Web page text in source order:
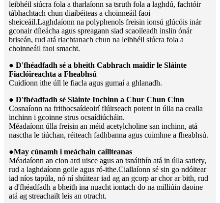
leibhéil siúcra fola a tharlaíonn sa tsruth fola a laghdú, fachtóir
tábhachtach chun diaibéiteas a choinneáil faoi
sheiceáil.Laghdaíonn na polyphenols freisin ionsú glúcóis inár
gconair díleácha agus spreagann siad scaoileadh inslin ónár
briseán, rud atá riachtanach chun na leibhéil siúcra fola a
choinneáil faoi smacht.
● D'fhéadfadh sé a bheith Cabhrach maidir le Sláinte
Fiaclóireachta a Fheabhsú
Cuidíonn ithe úll le fiacla agus gumaí a ghlanadh.
● D'fhéadfadh sé Sláinte Inchinn a Chur Chun Cinn
Cosnaíonn na frithocsaídeoirí flúirseach potent in úlla na cealla
inchinn i gcoinne strus ocsaídiúcháin.
Méadaíonn úlla freisin an méid acetylcholine san inchinn, atá
nasctha le tiúchan, réiteach fadhbanna agus cuimhne a fheabhsú.
●May cúnamh i meáchain caillteanas
Méadaíonn an cion ard uisce agus an tsnáithín atá in úlla satiety,
rud a laghdaíonn goile agus ró-ithe.Ciallaíonn sé sin go ndóitear
iad níos tapúla, nó ní shúitear iad ag an gcorp ar chor ar bith, rud
a d'fhéadfadh a bheith ina nuacht iontach do na milliúin daoine
atá ag streachailt leis an otracht.